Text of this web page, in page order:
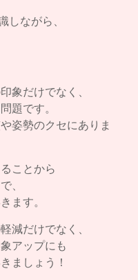
しながら、
象だけでなく、
題です。
姿勢のクセにありま
ことから
、
ます。
減だけでなく、
アップにも
ましょう！